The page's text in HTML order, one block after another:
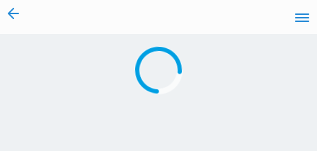
vai al contenuto
Caricamento in corso...